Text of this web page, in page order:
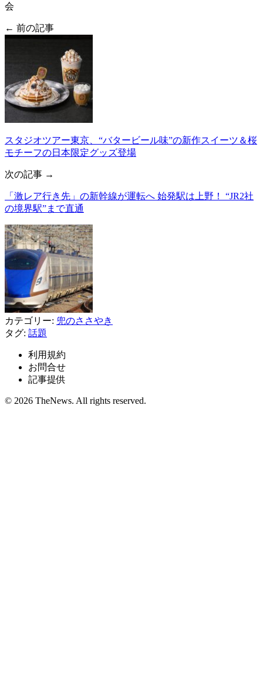
会
← 前の記事
スタジオツアー東京、“バタービール味”の新作スイーツ＆桜
モチーフの日本限定グッズ登場
次の記事 →
「激レア行き先」の新幹線が運転へ 始発駅は上野！ “JR2社
の境界駅”まで直通
カテゴリー: 兜のささやき
タグ: 話題
利用規約
お問合せ
記事提供
© 2026 TheNews. All rights reserved.